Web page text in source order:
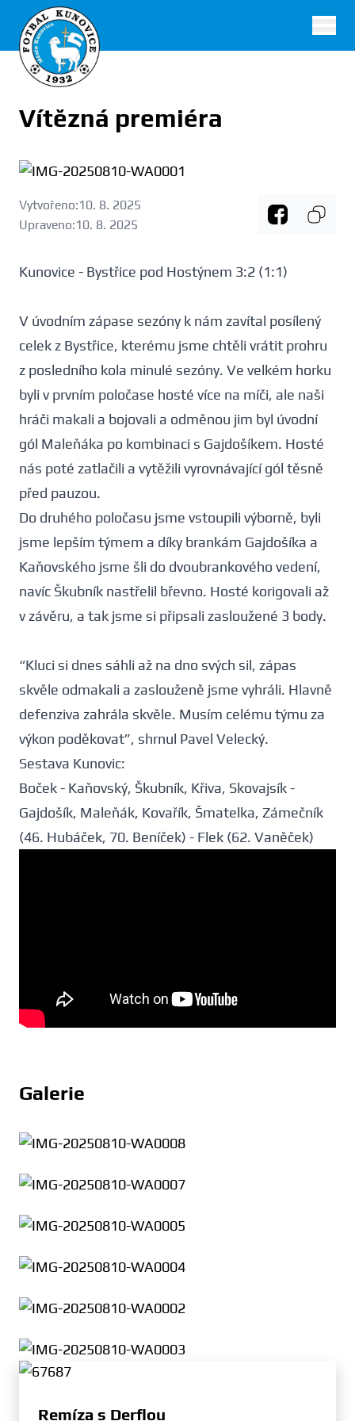
FK Kunovice
Vítězná premiéra
Vytvořeno:10. 8. 2025
Upraveno:10. 8. 2025
Kunovice - Bystřice pod Hostýnem 3:2 (1:1)
V úvodním zápase sezóny k nám zavítal posílený
celek z Bystřice, kterému jsme chtěli vrátit prohru
z posledního kola minulé sezóny. Ve velkém horku
byli v prvním poločase hosté více na míči, ale naši
hráči makali a bojovali a odměnou jim byl úvodní
gól Maleňáka po kombinaci s Gajdošíkem. Hosté
nás poté zatlačili a vytěžili vyrovnávající gól těsně
před pauzou.
Do druhého poločasu jsme vstoupili výborně, byli
jsme lepším týmem a díky brankám Gajdošíka a
Kaňovského jsme šli do dvoubrankového vedení,
navíc Škubník nastřelil břevno. Hosté korigovali až
v závěru, a tak jsme si připsali zasloužené 3 body.
“Kluci si dnes sáhli až na dno svých sil, zápas
skvěle odmakali a zaslouženě jsme vyhráli. Hlavně
defenziva zahrála skvěle. Musím celému týmu za
výkon poděkovat”, shrnul Pavel Velecký.
Sestava Kunovic:
Boček - Kaňovský, Škubník, Křiva, Skovajsík -
Gajdošík, Maleňák, Kovařík, Šmatelka, Zámečník
(46. Hubáček, 70. Beníček) - Flek (62. Vaněček)
Galerie
Remíza s Derflou